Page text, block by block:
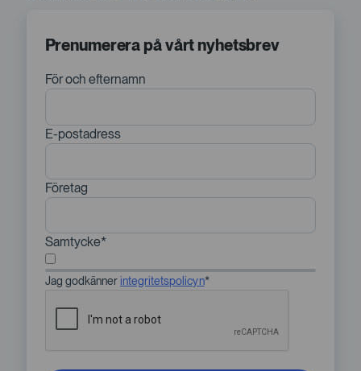
Prenumerera på vårt nyhetsbrev
För och efternamn
E-postadress
Företag
Samtycke
Jag godkännerintegritetspolicyn*